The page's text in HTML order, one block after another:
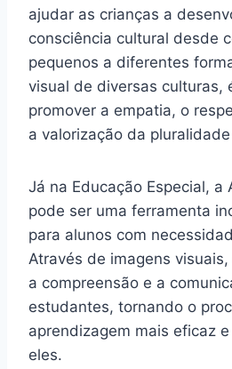
ajudar as crianças a
consciência cultural desde
pequenos a diferentes
visual de diversas culturas,
promover a empatia, o
a valorização da
Já na Educação Especial, a
pode ser uma ferramenta
para alunos com
Através de imagens
a compreensão e a
estudantes, tornando o
aprendizagem mais eficaz
eles.